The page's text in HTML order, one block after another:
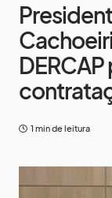
1 min de leitura